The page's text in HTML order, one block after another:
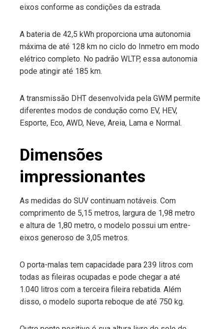
eixos conforme as condições da estrada.
A bateria de 42,5 kWh proporciona uma autonomia
máxima de até 128 km no ciclo do Inmetro em modo
elétrico completo. No padrão WLTP, essa autonomia
pode atingir até 185 km.
A transmissão DHT desenvolvida pela GWM permite
diferentes modos de condução como EV, HEV,
Esporte, Eco, AWD, Neve, Areia, Lama e Normal.
Dimensões
impressionantes
As medidas do SUV continuam notáveis. Com
comprimento de 5,15 metros, largura de 1,98 metro
e altura de 1,80 metro, o modelo possui um entre-
eixos generoso de 3,05 metros.
O porta-malas tem capacidade para 239 litros com
todas as fileiras ocupadas e pode chegar a até
1.040 litros com a terceira fileira rebatida. Além
disso, o modelo suporta reboque de até 750 kg.